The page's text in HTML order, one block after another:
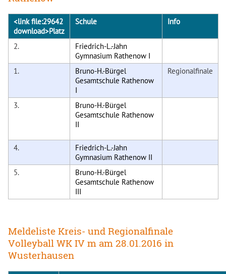
<link file:29642
download>Platz
Schule Info
2.
Friedrich-L.-Jahn
Gymnasium Rathenow I
1.
Bruno-H.-Bürgel
Gesamtschule Rathenow
I
Regionalfinale
3.
Bruno-H.-Bürgel
Gesamtschule Rathenow
II
4.
Friedrich-L.-Jahn
Gymnasium Rathenow II
5.
Bruno-H.-Bürgel
Gesamtschule Rathenow
III
Meldeliste Kreis- und Regionalfinale
Volleyball WK IV m am 28.01.2016 in
Wusterhausen